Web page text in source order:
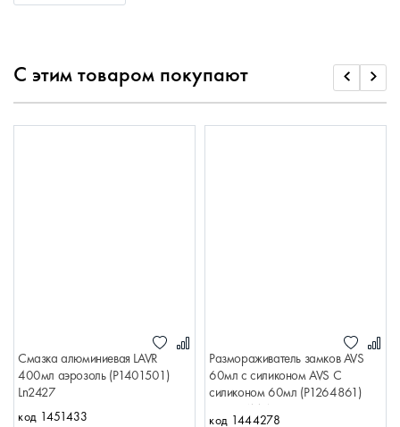
С этим товаром покупают
Смазка алюминиевая LAVR
400мл аэрозоль (Р1401501)
Ln2427
код 1451433
Размораживатель замков AVS
60мл с силиконом AVS С
силиконом 60мл (Р1264861)
ПРОХИМ A78239S
код 1444278